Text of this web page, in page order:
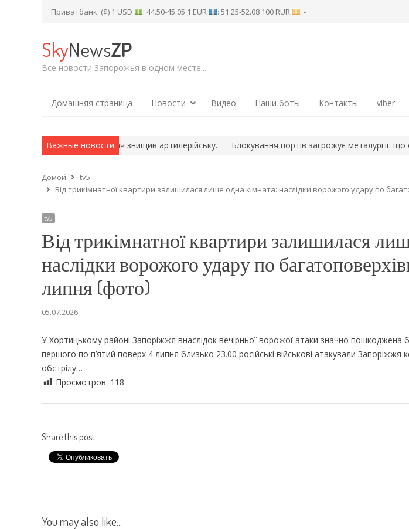
Приватбанк: ($) 1 USD : 44.50-45.05 1 EUR : 51.25-52.08 100 RUR : -
SkyNewsZP
Все новости Запорожья в одном месте...
Домашняя страница Новости Видео Наши боты Контакты viber
Важные новости
винищувач знищив артилерійську… Блокування портів загрожує металургії: що
Домой
tv5
Від трикімнатної квартири залишилася лише одна кімната: наслідки ворожого удару по
tv5
Від трикімнатної квартири залишилася
наслідки ворожого удару по
липня (фото)
05.07.2026
У Хортицькому районі Запоріжжя внаслідок вечірньої ворожої атаки значно пошкоджена
першого по п’ятий поверх 4 липня близько 23.00 російські військові атакували
обстрілу…
Просмотров: 118
Share this post
You may also like...